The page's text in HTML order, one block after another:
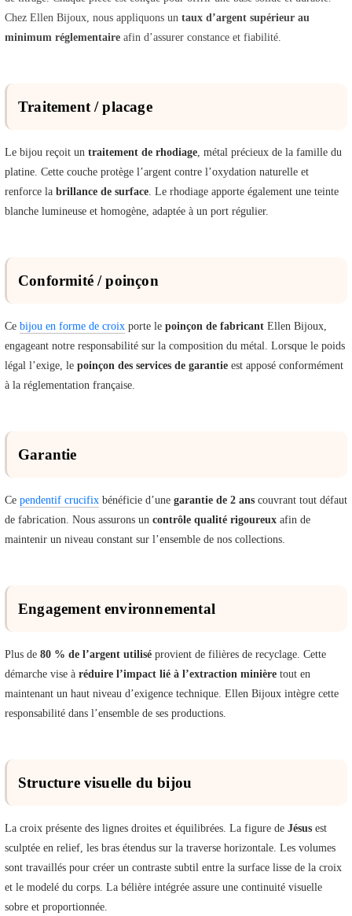
Chez Ellen Bijoux, nous appliquons un taux d’argent supérieur au
minimum réglementaire afin d’assurer constance et fiabilité.
Traitement / placage
Le bijou reçoit un traitement de rhodiage , métal précieux de la famille du
platine. Cette couche protège l’argent contre l’oxydation naturelle et
renforce la brillance de surface . Le rhodiage apporte également une teinte
blanche lumineuse et homogène, adaptée à un port régulier.
Conformité / poinçon
Ce bijou en forme de croix porte le poinçon de fabricant Ellen Bijoux,
engageant notre responsabilité sur la composition du métal. Lorsque le poids
légal l’exige, le poinçon des services de garantie est apposé conformément
à la réglementation française.
Garantie
Ce pendentif crucifix bénéficie d’une garantie de 2 ans couvrant tout défaut
de fabrication. Nous assurons un contrôle qualité rigoureux afin de
maintenir un niveau constant sur l’ensemble de nos collections.
Engagement environnemental
Plus de 80 % de l’argent utilisé provient de filières de recyclage. Cette
démarche vise à réduire l’impact lié à l’extraction minière tout en
maintenant un haut niveau d’exigence technique. Ellen Bijoux intègre cette
responsabilité dans l’ensemble de ses productions.
Structure visuelle du bijou
La croix présente des lignes droites et équilibrées. La figure de Jésus est
sculptée en relief, les bras étendus sur la traverse horizontale. Les volumes
sont travaillés pour créer un contraste subtil entre la surface lisse de la croix
et le modelé du corps. La bélière intégrée assure une continuité visuelle
sobre et proportionnée.